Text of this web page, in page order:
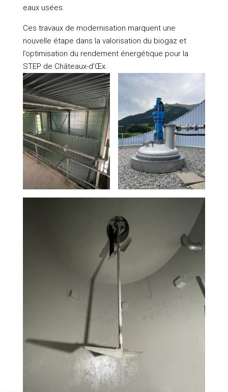
eaux usées.
Ces travaux de modernisation marquent une
nouvelle étape dans la valorisation du biogaz et
l’optimisation du rendement énergétique pour la
STEP de Châteaux-d’Œx.